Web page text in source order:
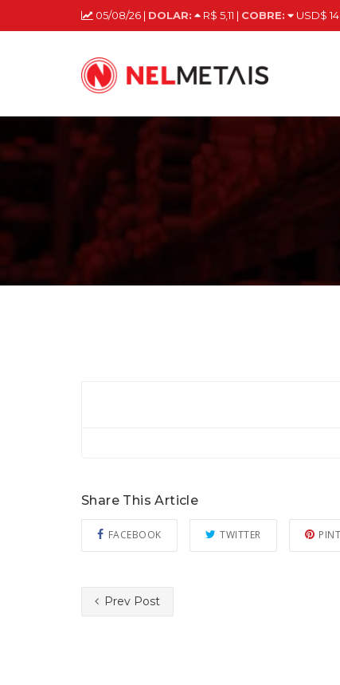
05/08/26 | DOLAR: R$ 5,11 | COBRE: USD$
Share This Article
FACEBOOK TWITTER
Prev Post